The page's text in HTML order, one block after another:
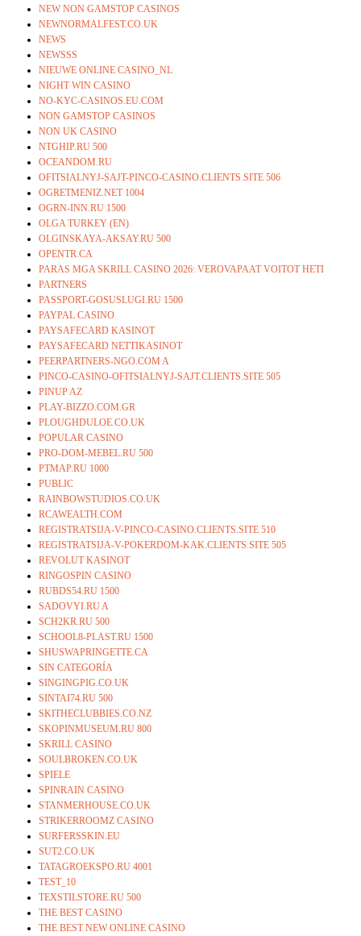
NEW NON GAMSTOP CASINOS
NEWNORMALFEST.CO.UK
NEWS
NEWSSS
NIEUWE ONLINE CASINO_NL
NIGHT WIN CASINO
NO-KYC-CASINOS.EU.COM
NON GAMSTOP CASINOS
NON UK CASINO
NTGHIP.RU 500
OCEANDOM.RU
OFITSIALNYJ-SAJT-PINCO-CASINO.CLIENTS.SITE 506
OGRETMENIZ.NET 1004
OGRN-INN.RU 1500
OLGA TURKEY (EN)
OLGINSKAYA-AKSAY.RU 500
OPENTR.CA
PARAS MGA SKRILL CASINO 2026: VEROVAPAAT VOITOT HETI
PARTNERS
PASSPORT-GOSUSLUGI.RU 1500
PAYPAL CASINO
PAYSAFECARD KASINOT
PAYSAFECARD NETTIKASINOT
PEERPARTNERS-NGO.COM A
PINCO-CASINO-OFITSIALNYJ-SAJT.CLIENTS.SITE 505
PINUP AZ
PLAY-BIZZO.COM.GR
PLOUGHDULOE.CO.UK
POPULAR CASINO
PRO-DOM-MEBEL.RU 500
PTMAP.RU 1000
PUBLIC
RAINBOWSTUDIOS.CO.UK
RCAWEALTH.COM
REGISTRATSIJA-V-PINCO-CASINO.CLIENTS.SITE 510
REGISTRATSIJA-V-POKERDOM-KAK.CLIENTS.SITE 505
REVOLUT KASINOT
RINGOSPIN CASINO
RUBDS54.RU 1500
SADOVYI.RU A
SCH2KR.RU 500
SCHOOL8-PLAST.RU 1500
SHUSWAPRINGETTE.CA
SIN CATEGORÍA
SINGINGPIG.CO.UK
SINTAI74.RU 500
SKITHECLUBBIES.CO.NZ
SKOPINMUSEUM.RU 800
SKRILL CASINO
SOULBROKEN.CO.UK
SPIELE
SPINRAIN CASINO
STANMERHOUSE.CO.UK
STRIKERROOMZ CASINO
SURFERSSKIN.EU
SUT2.CO.UK
TATAGROEKSPO.RU 4001
TEST_10
TEXSTILSTORE.RU 500
THE BEST CASINO
THE BEST NEW ONLINE CASINO